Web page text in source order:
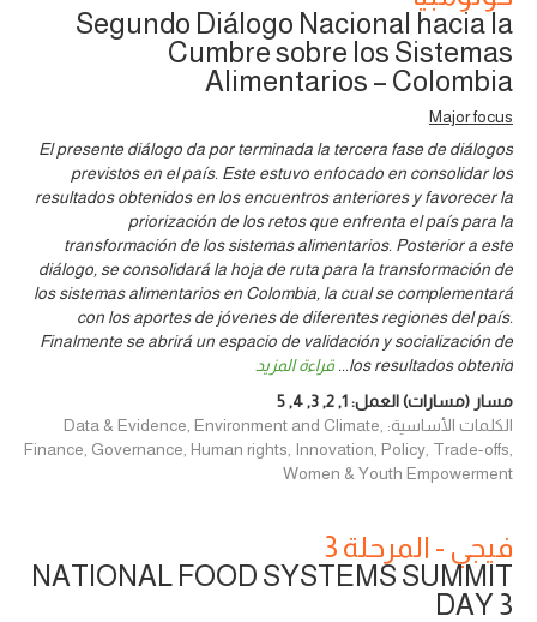
Segundo Diálogo Nacional hacia la
Cumbre sobre los Sistemas
Alimentarios – Colombia
Major focus
El presente diálogo da por terminada la tercera fase de diálogos
previstos en el país. Este estuvo enfocado en consolidar los
resultados obtenidos en los encuentros anteriores y favorecer la
priorización de los retos que enfrenta el país para la
transformación de los sistemas alimentarios. Posterior a este
diálogo, se consolidará la hoja de ruta para la transformación de
los sistemas alimentarios en Colombia, la cual se complementará
con los aportes de jóvenes de diferentes regiones del país.
Finalmente se abrirá un espacio de validación y socialización de
los resultados obtenid
... قراءة المزيد
مسار (مسارات) العمل:1
,
2
,
3
,
4
,
5
الكلمات الأساسية: Data & Evidence, Environment and Climate,
Finance, Governance, Human rights, Innovation, Policy, Trade-offs,
Women & Youth Empowerment
فيجي - المرحلة 3
NATIONAL FOOD SYSTEMS SUMMIT
DAY 3